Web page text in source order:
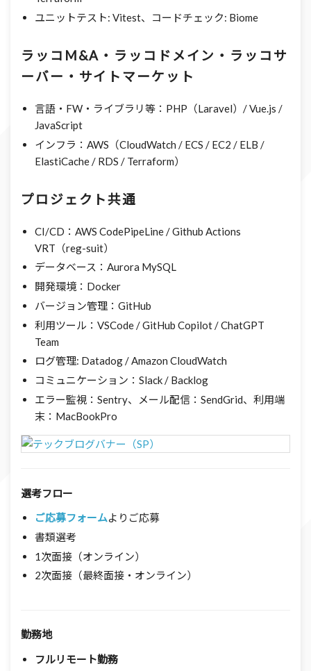
ユニットテスト: Vitest、コードチェック: Biome
ラッコM&A・ラッコドメイン・ラッコサ
ーバー・サイトマーケット
言語・FW・ライブラリ等：PHP（Laravel）/ Vue.js /
JavaScript
インフラ：AWS（CloudWatch / ECS / EC2 / ELB /
ElastiCache / RDS / Terraform）
プロジェクト共通
CI/CD：AWS CodePipeLine / Github Actions
VRT（reg-suit）
データベース：Aurora MySQL
開発環境：Docker
バージョン管理：GitHub
利用ツール：VSCode / GitHub Copilot / ChatGPT
Team
ログ管理: Datadog / Amazon CloudWatch
コミュニケーション：Slack / Backlog
エラー監視：Sentry、メール配信：SendGrid、利用端
末：MacBookPro
選考フロー
ご応募フォームよりご応募
書類選考
1次面接（オンライン）
2次面接（最終面接・オンライン）
勤務地
フルリモート勤務